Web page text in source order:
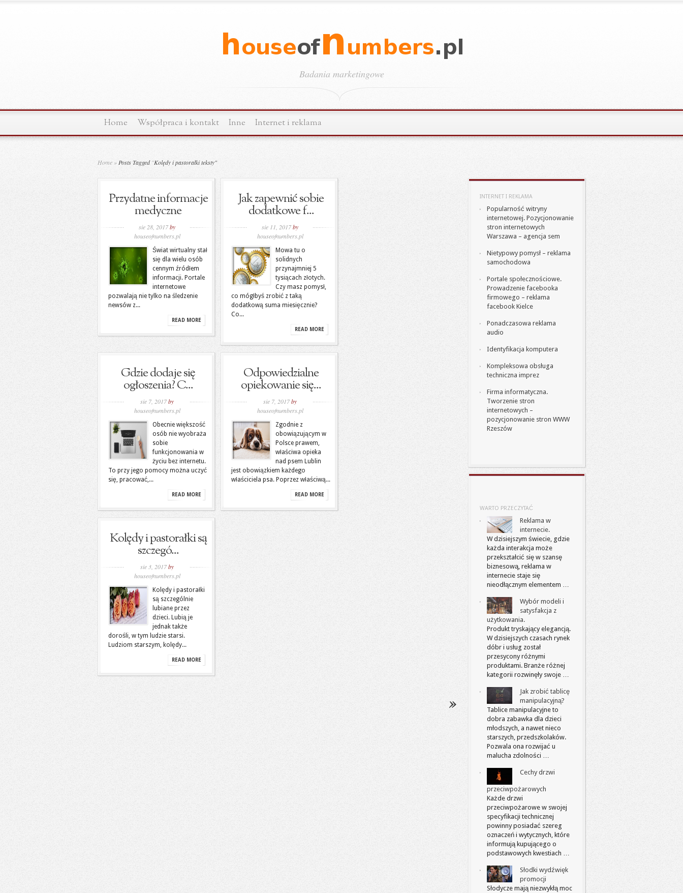
Badania marketingowe
Home Współpraca i kontakt Inne Internet i reklama
Home » Posts Tagged "Kolędy i pastorałki teksty"
Przydatne informacje
medyczne
sie 28, 2017by
houseofnumbers.pl
Świat wirtualny stał
się dla wielu osób
cennym źródłem
informacji. Portale
internetowe
pozwalają nie tylko na śledzenie
newsów z...
READ MORE
Jak zapewnić sobie
dodatkowe f...
sie 11, 2017by
houseofnumbers.pl
Mowa tu o
solidnych
przynajmniej 5
tysiącach złotych.
Czy masz pomysł,
co mógłbyś zrobić z taką
dodatkową suma miesięcznie?
Co...
READ MORE
Gdzie dodaje się
ogłoszenia? C...
sie 7, 2017by
houseofnumbers.pl
Obecnie większość
osób nie wyobraża
sobie
funkcjonowania w
życiu bez internetu.
To przy jego pomocy można uczyć
się, pracować,...
READ MORE
Odpowiedzialne
opiekowanie się...
sie 7, 2017by
houseofnumbers.pl
Zgodnie z
obowiązującym w
Polsce prawem,
właściwa opieka
nad psem Lublin
jest obowiązkiem każdego
właściciela psa. Poprzez właściwą...
READ MORE
Kolędy i pastorałki są
szczegó...
sie 3, 2017by
houseofnumbers.pl
Kolędy i pastorałki
są szczególnie
lubiane przez
dzieci. Lubią je
jednak także
dorośli, w tym ludzie starsi.
Ludziom starszym, kolędy...
READ MORE
INTERNET I REKLAMA
Popularność witryny
internetowej. Pozycjonowanie
stron internetowych
Warszawa – agencja sem
Nietypowy pomysł – reklama
samochodowa
Portale społecznościowe.
Prowadzenie facebooka
firmowego – reklama
facebook Kielce
Ponadczasowa reklama
audio
Identyfikacja komputera
Kompleksowa obsługa
techniczna imprez
Firma informatyczna.
Tworzenie stron
internetowych –
pozycjonowanie stron WWW
Rzeszów
WARTO PRZECZYTAĆ
Reklama w
internecie.
W dzisiejszym świecie, gdzie
każda interakcja może
przekształcić się w szansę
biznesową, reklama w
internecie staje się
nieodłącznym elementem …
Wybór modeli i
satysfakcja z
użytkowania.
Produkt tryskający elegancją.
W dzisiejszych czasach rynek
dóbr i usług został
przesycony różnymi
produktami. Branże różnej
kategorii rozwinęły swoje …
Jak zrobić tablicę
manipulacyjną?
Tablice manipulacyjne to
dobra zabawka dla dzieci
młodszych, a nawet nieco
starszych, przedszkolaków.
Pozwala ona rozwijać u
malucha zdolności …
Cechy drzwi
przeciwpożarowych
Każde drzwi
przeciwpożarowe w swojej
specyfikacji technicznej
powinny posiadać szereg
oznaczeń i wytycznych, które
informują kupującego o
podstawowych kwestiach …
Słodki wydźwięk
promocji
Słodycze mają niezwykłą moc